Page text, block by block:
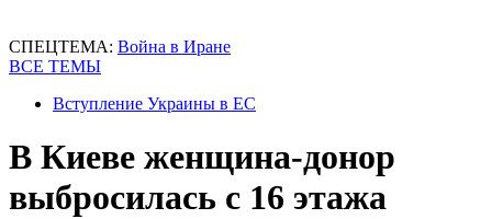
СПЕЦТЕМА: Война в Иране
ВСЕ ТЕМЫ
Вступление Украины в ЕС
В Киеве женщина-донор
выбросилась с 16 этажа